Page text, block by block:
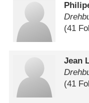
(41
Jean
(41